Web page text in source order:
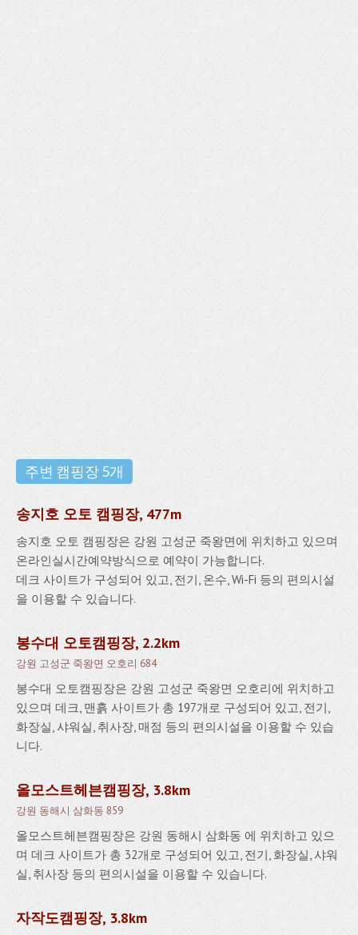
주변 캠핑장 5개
송지호 오토 캠핑장, 477m
송지호 오토 캠핑장은 강원 고성군 죽왕면에 위치하고 있으며
온라인실시간예약방식으로 예약이 가능합니다.
데크 사이트가 구성되어 있고, 전기, 온수, Wi-Fi 등의 편의시설
을 이용할 수 있습니다.
봉수대 오토캠핑장, 2.2km
강원 고성군 죽왕면 오호리 684
봉수대 오토캠핑장은 강원 고성군 죽왕면 오호리에 위치하고
있으며 데크, 맨흙 사이트가 총 197개로 구성되어 있고, 전기,
화장실, 샤워실, 취사장, 매점 등의 편의시설을 이용할 수 있습
니다.
올모스트헤븐캠핑장, 3.8km
강원 동해시 삼화동 859
올모스트헤븐캠핑장은 강원 동해시 삼화동 에 위치하고 있으
며 데크 사이트가 총 32개로 구성되어 있고, 전기, 화장실, 샤워
실, 취사장 등의 편의시설을 이용할 수 있습니다.
자작도캠핑장, 3.8km